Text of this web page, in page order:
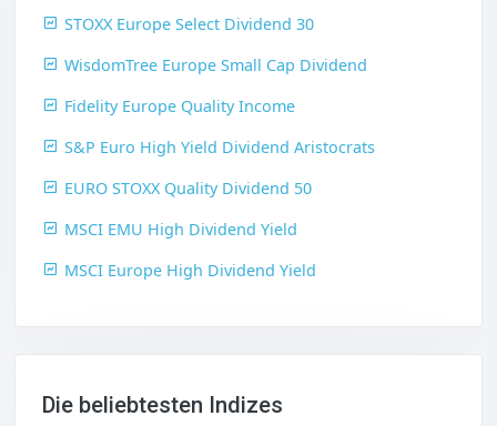
STOXX Europe Select Dividend 30
WisdomTree Europe Small Cap Dividend
Fidelity Europe Quality Income
S&P Euro High Yield Dividend Aristocrats
EURO STOXX Quality Dividend 50
MSCI EMU High Dividend Yield
MSCI Europe High Dividend Yield
Die beliebtesten Indizes